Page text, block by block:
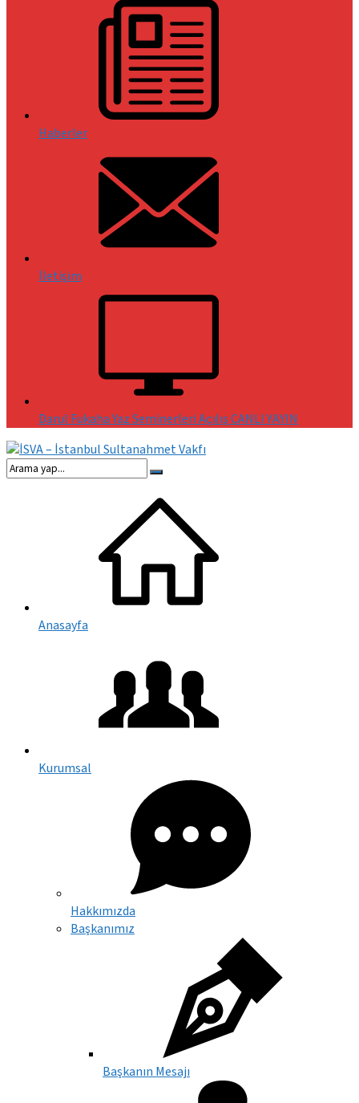
Haberler
İletişim
Darul Fukaha Yaz Seminerleri Açılış CANLI YAYIN
Anasayfa
Kurumsal
Hakkımızda
Başkanımız
Başkanın Mesajı